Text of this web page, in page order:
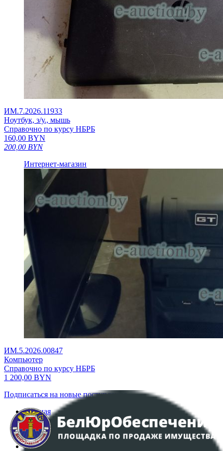
ИМ.7.2026.11933
Ноутбук, з/у., мышь
Справочно по курсу НБРБ
160,00 BYN
200,00 BYN
Интернет-магазин
ИМ.5.2026.00847
Компьютер
Справочно по курсу НБРБ
1 200,00 BYN
Подписаться на новые поступления
Главная
Аукционы
Интернет-магазин
Регламент организации и проведения торгов